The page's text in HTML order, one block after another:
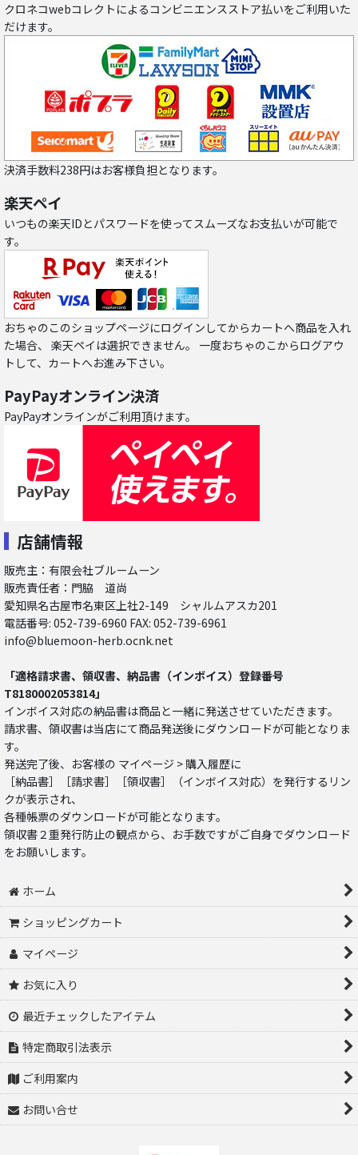
クロネコwebコレクトによるコンビニエンスストア払いをご利用いた
だけます。
決済手数料238円はお客様負担となります。
楽天ペイ
いつもの楽天IDとパスワードを使ってスムーズなお支払いが可能で
す。
おちゃのこのショップページにログインしてからカートへ商品を入れ
た場合、 楽天ペイは選択できません。 一度おちゃのこからログアウ
トして、カートへお進み下さい。
PayPayオンライン決済
PayPayオンラインがご利用頂けます。
店舗情報
販売主：有限会社ブルームーン
販売責任者：門脇 道尚
愛知県名古屋市名東区上社2-149 シャルムアスカ201
電話番号: 052-739-6960 FAX: 052-739-6961
info@bluemoon-herb.ocnk.net
「適格請求書、領収書、納品書（インボイス）登録番号
T8180002053814」
インボイス対応の納品書は商品と一緒に発送させていただきます。
請求書、領収書は当店にて商品発送後にダウンロードが可能となりま
す。
発送完了後、お客様の マイページ > 購入履歴に
［納品書］［請求書］［領収書］（インボイス対応）を発行するリン
クが表示され、
各種帳票のダウンロードが可能となります。
領収書２重発行防止の観点から、お手数ですがご自身でダウンロード
をお願いします。
ホーム
ショッピングカート
マイページ
お気に入り
最近チェックしたアイテム
特定商取引法表示
ご利用案内
お問い合せ